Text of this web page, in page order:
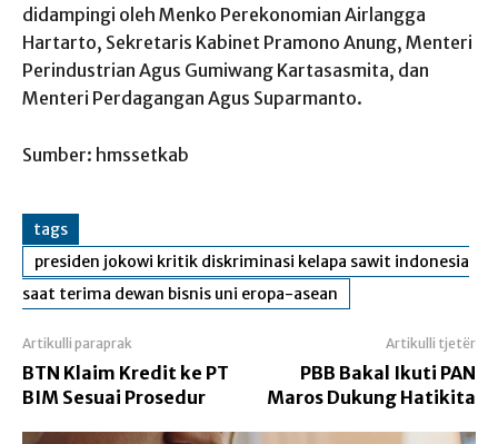
didampingi oleh Menko Perekonomian Airlangga
Hartarto, Sekretaris Kabinet Pramono Anung, Menteri
Perindustrian Agus Gumiwang Kartasasmita, dan
Menteri Perdagangan Agus Suparmanto.
Sumber: hmssetkab
tags
presiden jokowi kritik diskriminasi kelapa sawit indonesia
saat terima dewan bisnis uni eropa-asean
Artikulli paraprak
BTN Klaim Kredit ke PT
BIM Sesuai Prosedur
Artikulli tjetër
PBB Bakal Ikuti PAN
Maros Dukung Hatikita